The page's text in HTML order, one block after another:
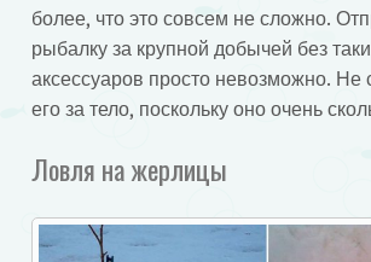
более, что это совсем не сложно.
рыбалку за крупной добычей без
аксессуаров просто невозможно. Не
его за тело, поскольку оно очень
Ловля на жерлицы